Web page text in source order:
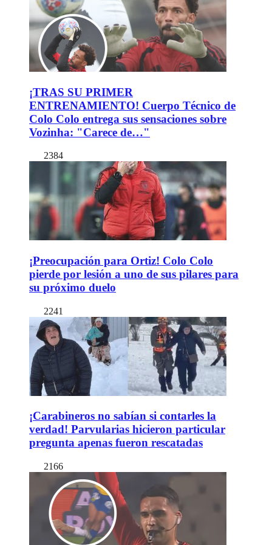
¡TRAS SU PRIMER
ENTRENAMIENTO! Cuerpo Técnico de
Colo Colo entrega sus sensaciones sobre
Vozinha: "Carece de…"
2384
¡Preocupación para Ortiz! Colo Colo
pierde por lesión a uno de sus pilares para
su próximo duelo
2241
¡Carabineros no sabían si contarles la
verdad! Parvularias hicieron particular
pregunta apenas fueron rescatadas
2166